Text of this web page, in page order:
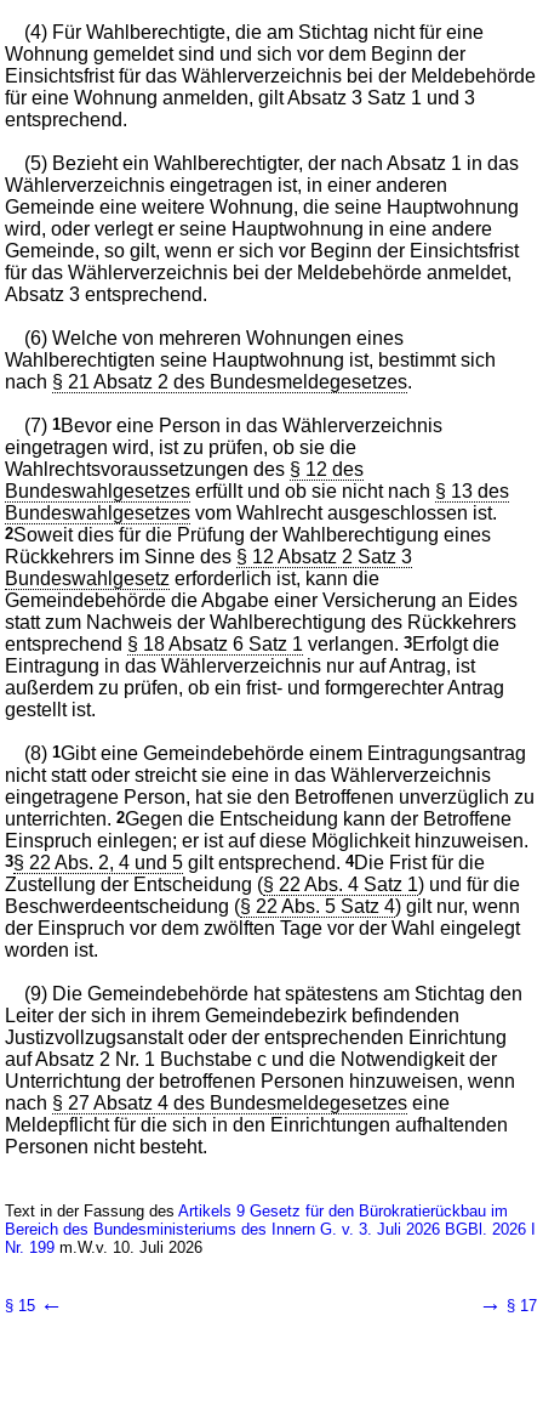
(4) Für Wahlberechtigte, die am Stichtag nicht für eine
Wohnung gemeldet sind und sich vor dem Beginn der
Einsichtsfrist für das Wählerverzeichnis bei der Meldebehörde
für eine Wohnung anmelden, gilt Absatz 3 Satz 1 und 3
entsprechend.
(5) Bezieht ein Wahlberechtigter, der nach Absatz 1 in das
Wählerverzeichnis eingetragen ist, in einer anderen
Gemeinde eine weitere Wohnung, die seine Hauptwohnung
wird, oder verlegt er seine Hauptwohnung in eine andere
Gemeinde, so gilt, wenn er sich vor Beginn der Einsichtsfrist
für das Wählerverzeichnis bei der Meldebehörde anmeldet,
Absatz 3 entsprechend.
(6) Welche von mehreren Wohnungen eines
Wahlberechtigten seine Hauptwohnung ist, bestimmt sich
nach § 21 Absatz 2 des Bundesmeldegesetzes.
(7)1Bevor eine Person in das Wählerverzeichnis
eingetragen wird, ist zu prüfen, ob sie die
Wahlrechtsvoraussetzungen des § 12 des
Bundeswahlgesetzes erfüllt und ob sie nicht nach § 13 des
Bundeswahlgesetzes vom Wahlrecht ausgeschlossen ist.
2Soweit dies für die Prüfung der Wahlberechtigung eines
Rückkehrers im Sinne des § 12 Absatz 2 Satz 3
Bundeswahlgesetz erforderlich ist, kann die
Gemeindebehörde die Abgabe einer Versicherung an Eides
statt zum Nachweis der Wahlberechtigung des Rückkehrers
entsprechend § 18 Absatz 6 Satz 1 verlangen.3Erfolgt die
Eintragung in das Wählerverzeichnis nur auf Antrag, ist
außerdem zu prüfen, ob ein frist- und formgerechter Antrag
gestellt ist.
(8)1Gibt eine Gemeindebehörde einem Eintragungsantrag
nicht statt oder streicht sie eine in das Wählerverzeichnis
eingetragene Person, hat sie den Betroffenen unverzüglich zu
unterrichten.2Gegen die Entscheidung kann der Betroffene
Einspruch einlegen; er ist auf diese Möglichkeit hinzuweisen.
3§ 22 Abs. 2, 4 und 5 gilt entsprechend.4Die Frist für die
Zustellung der Entscheidung (§ 22 Abs. 4 Satz 1) und für die
Beschwerdeentscheidung (§ 22 Abs. 5 Satz 4) gilt nur, wenn
der Einspruch vor dem zwölften Tage vor der Wahl eingelegt
worden ist.
(9) Die Gemeindebehörde hat spätestens am Stichtag den
Leiter der sich in ihrem Gemeindebezirk befindenden
Justizvollzugsanstalt oder der entsprechenden Einrichtung
auf Absatz 2 Nr. 1 Buchstabe c und die Notwendigkeit der
Unterrichtung der betroffenen Personen hinzuweisen, wenn
nach § 27 Absatz 4 des Bundesmeldegesetzes eine
Meldepflicht für die sich in den Einrichtungen aufhaltenden
Personen nicht besteht.
Text in der Fassung desArtikels 9 Gesetz für den Bürokratierückbau im
Bereich des Bundesministeriums des Innern G. v. 3. Juli 2026 BGBl. 2026 I
Nr. 199 m.W.v. 10. Juli 2026
§ 15 ← → § 17